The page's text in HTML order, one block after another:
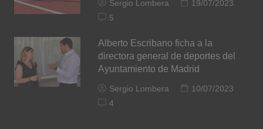
Sergio Lombera
19/07/2023
5
Alberto Escribano ficha a la
directora general de deportes del
Ayuntamiento de Madrid
Sergio Lombera
10/07/2023
4